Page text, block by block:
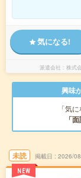
気になる!
派遣会社 株式
興味
「気
「
未読
NEW
掲載日 2026/